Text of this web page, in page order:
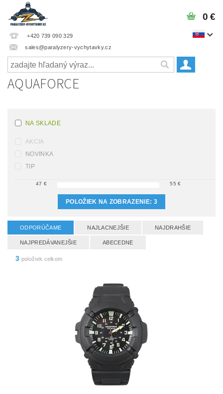
+420 739 090 329
sales@paralyzery-vychytavky.cz
0 €
AQUAFORCE
NA SKLADE
AKCIA
NOVINKA
TIP
47 € 55 €
POLOŽIEK NA ZOBRAZENIE: 3
ODPORÚČAME NAJLACNEJŠIE NAJDRAHŠIE
NAJPREDÁVANEJŠIE ABECEDNE
3 položiek celkom